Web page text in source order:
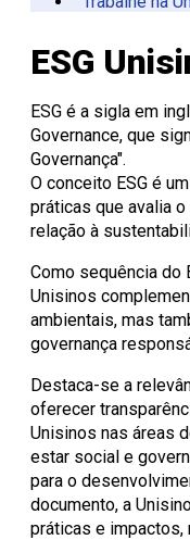
Diplomas
Docência
no
em
ESG
ESG é a sigla em
Governance, que
Governança".
O conceito ESG é
práticas que avalia
relação à
Como sequência do
Unisinos
ambientais, mas
governança
Destaca-se a
oferecer
Unisinos nas áreas
estar social e
para o
documento, a
práticas e impactos,